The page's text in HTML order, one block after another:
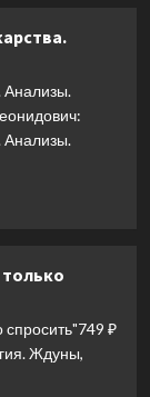
Анализы.
Анализы.
₽
Ждуны,